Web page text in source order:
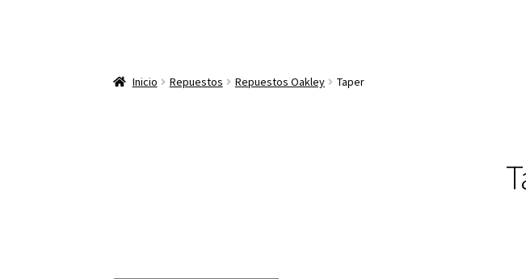
Inicio Repuestos Repuestos Oakley Taper